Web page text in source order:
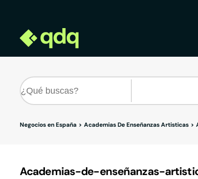
Negocios en España Academias De Enseñanzas Artisticas
Academias-de-enseñanzas-